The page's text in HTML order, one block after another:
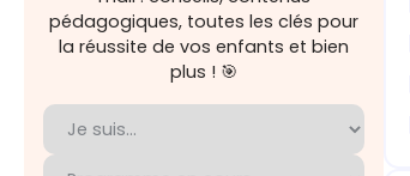
pédagogiques, toutes les clés pour
la réussite de vos enfants et bien
plus ! 🎯